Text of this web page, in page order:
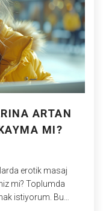
ARTAN
MI?
erotik masaj
mi? Toplumda
istiyorum. Bu